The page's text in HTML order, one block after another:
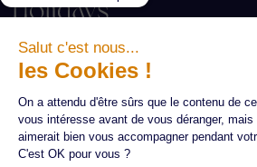
Inscription à la newsletter
Entrez votre email *
Votre nom *
Abonnez-vous !
CONTACT DEVIS